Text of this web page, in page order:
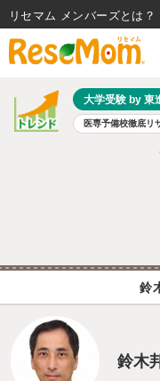
大学受験 by 東
医専予備校徹底リ
高校
鈴
鈴木
リセマム メンバーズ